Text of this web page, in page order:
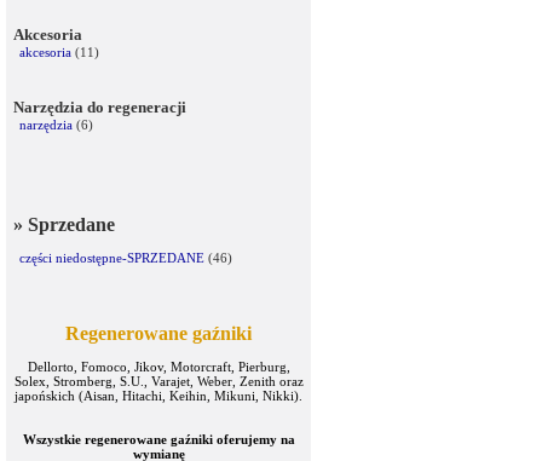
Akcesoria
akcesoria (11)
Narzędzia do regeneracji
narzędzia (6)
» Sprzedane
części niedostępne-SPRZEDANE (46)
Regenerowane gaźniki
Dellorto, Fomoco, Jikov, Motorcraft, Pierburg,
Solex, Stromberg, S.U., Varajet, Weber, Zenith oraz
japońskich (Aisan, Hitachi, Keihin, Mikuni, Nikki).
Wszystkie regenerowane gaźniki oferujemy na
wymianę